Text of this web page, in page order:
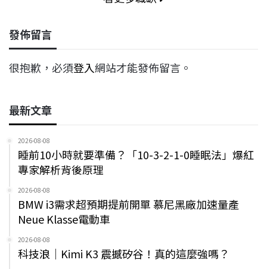
發佈留言
很抱歉，必須登入網站才能發佈留言。
最新文章
2026-08-08
睡前10小時就要準備？「10-3-2-1-0睡眠法」爆紅
專家解析背後原理
2026-08-08
BMW i3需求超預期提前開單 慕尼黑廠加速量產
Neue Klasse電動車
2026-08-08
科技浪｜Kimi K3 震撼矽谷！真的這麼強嗎？